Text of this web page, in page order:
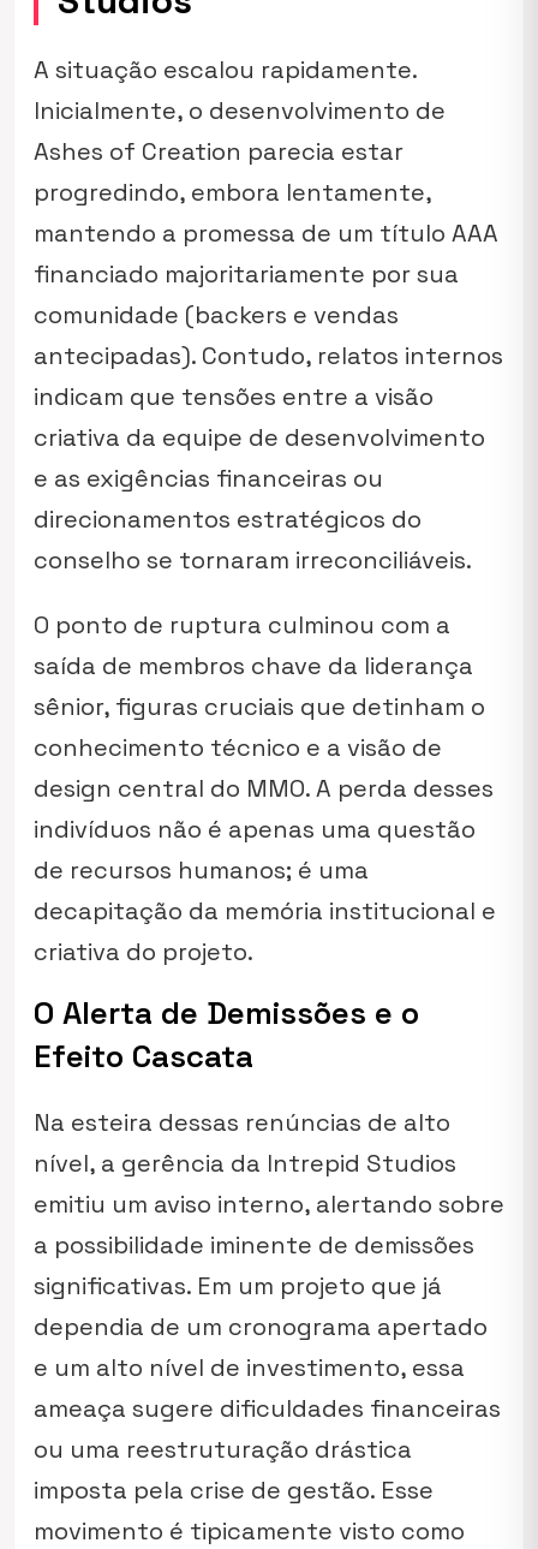
A situação escalou rapidamente.
Inicialmente, o desenvolvimento de
Ashes of Creation parecia estar
progredindo, embora lentamente,
mantendo a promessa de um título AAA
financiado majoritariamente por sua
comunidade (backers e vendas
antecipadas). Contudo, relatos internos
indicam que tensões entre a visão
criativa da equipe de desenvolvimento
e as exigências financeiras ou
direcionamentos estratégicos do
conselho se tornaram irreconciliáveis.
O ponto de ruptura culminou com a
saída de membros chave da liderança
sênior, figuras cruciais que detinham o
conhecimento técnico e a visão de
design central do MMO. A perda desses
indivíduos não é apenas uma questão
de recursos humanos; é uma
decapitação da memória institucional e
criativa do projeto.
O Alerta de Demissões e o
Efeito Cascata
Na esteira dessas renúncias de alto
nível, a gerência da Intrepid Studios
emitiu um aviso interno, alertando sobre
a possibilidade iminente de demissões
significativas. Em um projeto que já
dependia de um cronograma apertado
e um alto nível de investimento, essa
ameaça sugere dificuldades financeiras
ou uma reestruturação drástica
imposta pela crise de gestão. Esse
movimento é tipicamente visto como